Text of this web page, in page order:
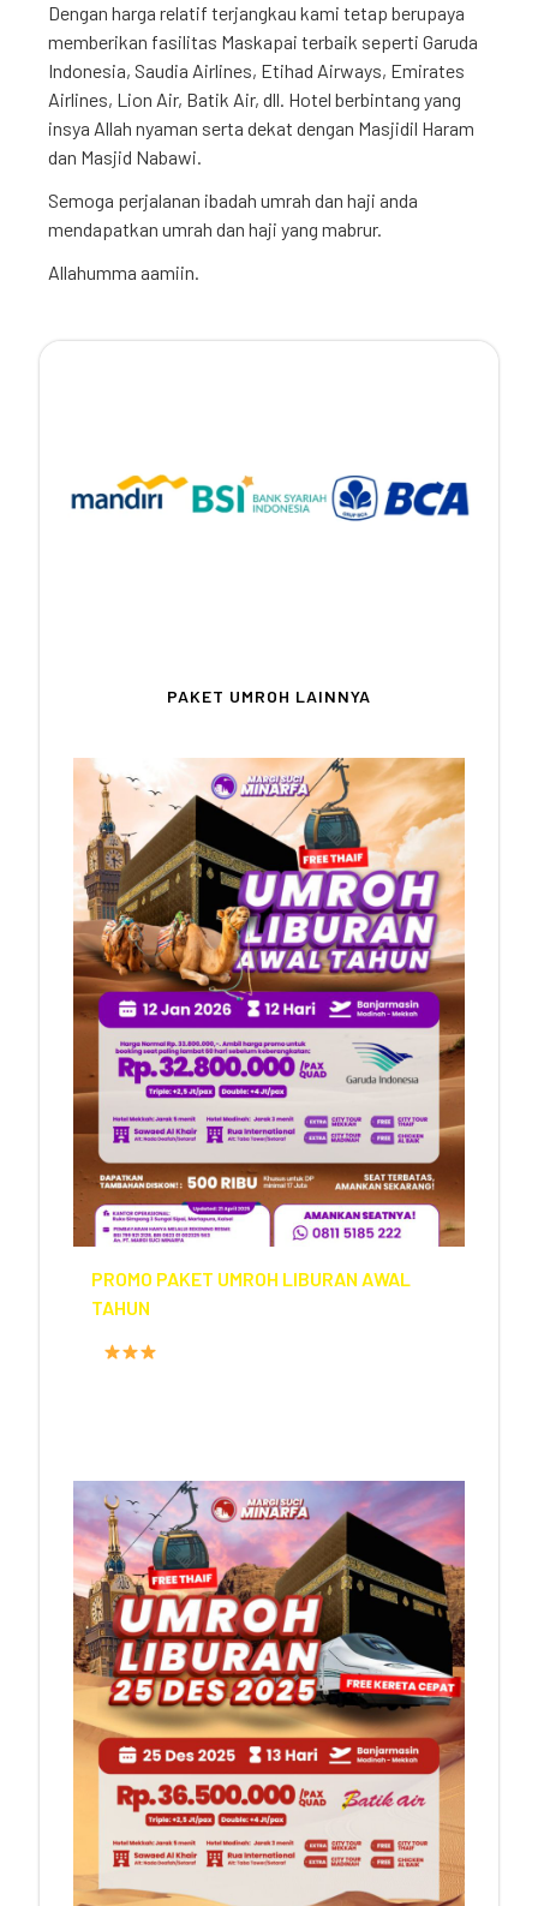
Dengan harga relatif terjangkau kami tetap berupaya
memberikan fasilitas Maskapai terbaik seperti Garuda
Indonesia, Saudia Airlines, Etihad Airways, Emirates
Airlines, Lion Air, Batik Air, dll. Hotel berbintang yang
insya Allah nyaman serta dekat dengan Masjidil Haram
dan Masjid Nabawi.
Semoga perjalanan ibadah umrah dan haji anda
mendapatkan umrah dan haji yang mabrur.
Allahumma aamiin.
PAKET UMROH LAINNYA
PROMO PAKET UMROH LIBURAN AWAL
TAHUN